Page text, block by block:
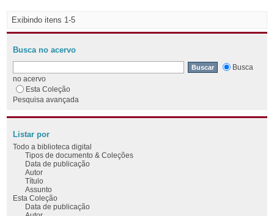
Exibindo itens 1-5
Busca no acervo
Busca
no acervo
Esta Coleção
Pesquisa avançada
Listar por
Todo a biblioteca digital
Tipos de documento & Coleções
Data de publicação
Autor
Título
Assunto
Esta Coleção
Data de publicação